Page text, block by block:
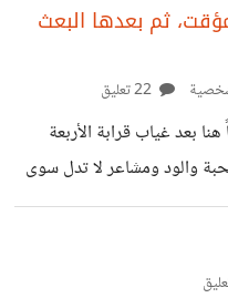
وهذا أقرب ما يكون لما
أو اجحد فضل الله ورحمته
لكن الشعور صعب وما يدور حولي أصعب. وكأنني كنت مقيد
كل ما جمعت ثم أُطلق
ثم بعدها البعث
بعد غياب قرابة الأربعة
والود ومشاعر لا تدل سوى
مني جزيل الشكر على
حدث، فهو مثير بالنسبة لي